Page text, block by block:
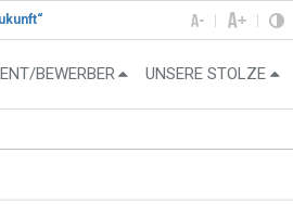
BEWERBER UNSERE STOLZE